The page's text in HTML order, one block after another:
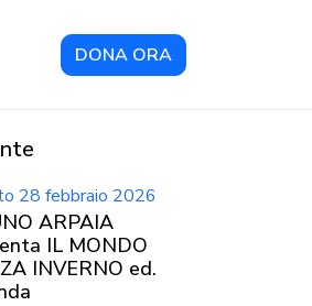
DONA ORA
28 febbraio 2026
ARPAIA
IL MONDO
INVERNO ed.